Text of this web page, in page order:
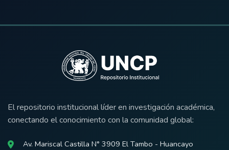
El repositorio institucional líder en investigación académica,
conectando el conocimiento con la comunidad global:
Av. Mariscal Castilla N° 3909 El Tambo - Huancayo